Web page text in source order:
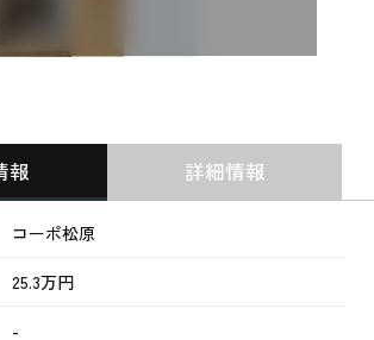
報 詳細情報
コーポ松原
25.3万円
-